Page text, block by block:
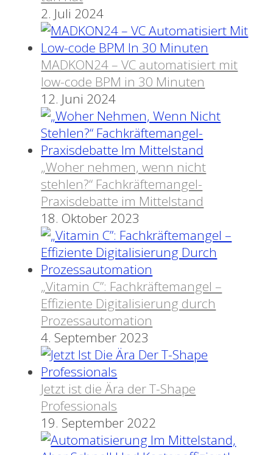
2. Juli 2024
MADKON24 – VC automatisiert mit
low-code BPM in 30 Minuten
12. Juni 2024
„Woher nehmen, wenn nicht
stehlen?“ Fachkräftemangel-
Praxisdebatte im Mittelstand
18. Oktober 2023
„Vitamin C”: Fachkräftemangel –
Effiziente Digitalisierung durch
Prozessautomation
4. September 2023
Jetzt ist die Ära der T-Shape
Professionals
19. September 2022